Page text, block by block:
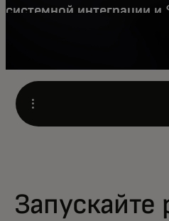
системной интеграции
Open